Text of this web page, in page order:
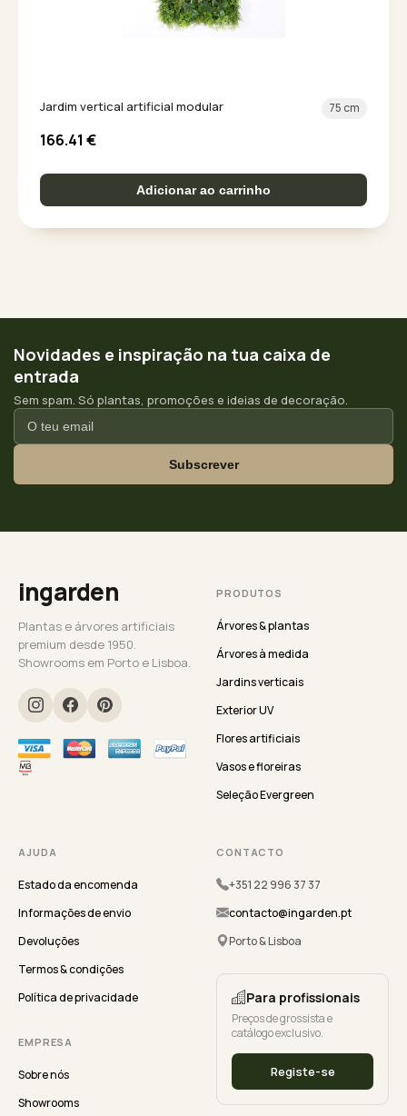
Jardim vertical artificial modular 75 cm
166.41 €
Adicionar ao carrinho
Novidades e inspiração na tua caixa de
entrada
Sem spam. Só plantas, promoções e ideias de decoração.
Subscrever
ingarden
Plantas e árvores artificiais
premium desde 1950.
Showrooms em Porto e Lisboa.
PRODUTOS
Árvores & plantas
Árvores à medida
Jardins verticais
Exterior UV
Flores artificiais
Vasos e floreiras
Seleção Evergreen
AJUDA
Estado da encomenda
Informações de envio
Devoluções
Termos & condições
Política de privacidade
EMPRESA
Sobre nós
Showrooms
CONTACTO
+351 22 996 37 37
contacto@ingarden.pt
Porto & Lisboa
Para profissionais
Preços de grossista e
catálogo exclusivo.
Registe-se